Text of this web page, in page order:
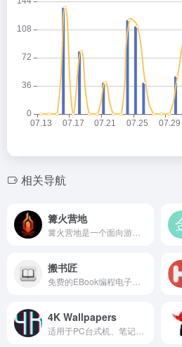
相关导航
篝火营地
搬书匠
4K Wallpapers